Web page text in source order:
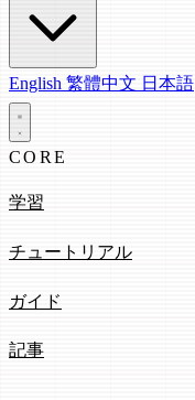
English 繁體中文 日本語
CORE
学習
チュートリアル
ガイド
記事